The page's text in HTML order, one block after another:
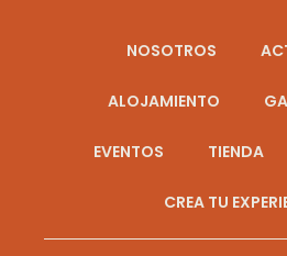
NOSOTROS
ALOJAMIENTO
EVENTOS TIENDA
CREA TU